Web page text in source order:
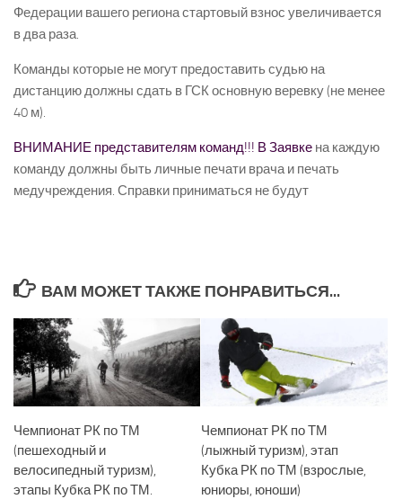
Федерации вашего региона стартовый взнос увеличивается
в два раза.
Команды которые не могут предоставить судью на
дистанцию должны сдать в ГСК основную веревку (не менее
40 м).
ВНИМАНИЕ представителям команд!!! В Заявке на каждую
команду должны быть личные печати врача и печать
медучреждения. Справки приниматься не будут
ВАМ МОЖЕТ ТАКЖЕ ПОНРАВИТЬСЯ...
Чемпионат РК по ТМ
(пешеходный и
велосипедный туризм),
этапы Кубка РК по ТМ.
Чемпионат РК по ТМ
(лыжный туризм), этап
Кубка РК по ТМ (взрослые,
юниоры, юноши)